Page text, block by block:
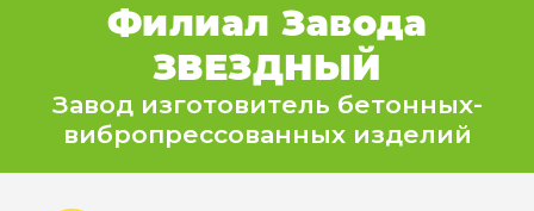
Филиал Завода
ЗВЕЗДНЫЙ
Завод изготовитель бетонных-
вибропрессованных изделий